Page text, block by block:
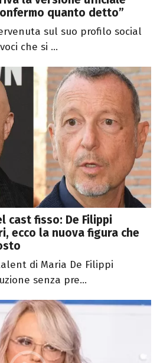
quanto detto”
sul suo profilo social
che si ...
cast fisso: De Filippi
ecco la nuova figura che
di Maria De Filippi
senza pre...